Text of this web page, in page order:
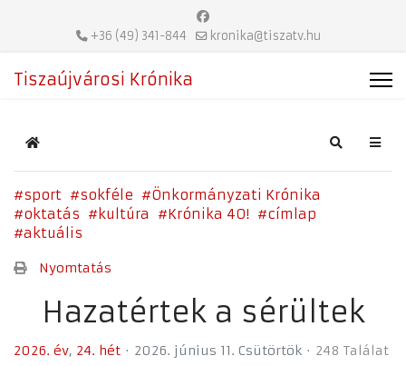
+36 (49) 341-844 kronika@tiszatv.hu
Tiszaújvárosi Krónika
Home Search
sport sokféle
Önkormányzati Krónika
oktatás
kultúra Krónika 40!
címlap
aktuális
Nyomtatás
Hazatértek a sérültek
2026. év 24. hét 2026. június 11. Csütörtök 248 Találat